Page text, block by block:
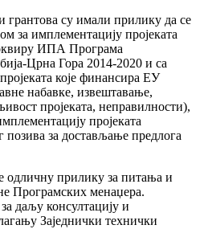
грантова су имали прилику да се
за имплементацију пројеката
ИПА Програма
Црна Гора 2014-2020 и са
које финансира ЕУ
набавке, извештавање,
пројеката, неправилности),
пројеката
за достављање предлога
одличну прилику за питања и
Програмских менаџера.
даљу консултацију и
Заједнички технички